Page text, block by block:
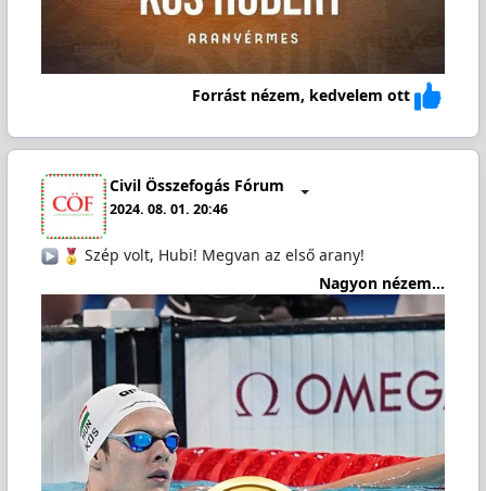
Forrást nézem, kedvelem ott
Civil Összefogás Fórum
2024. 08. 01. 20:46
️
Szép volt, Hubi! Megvan az első arany!
Nagyon nézem...